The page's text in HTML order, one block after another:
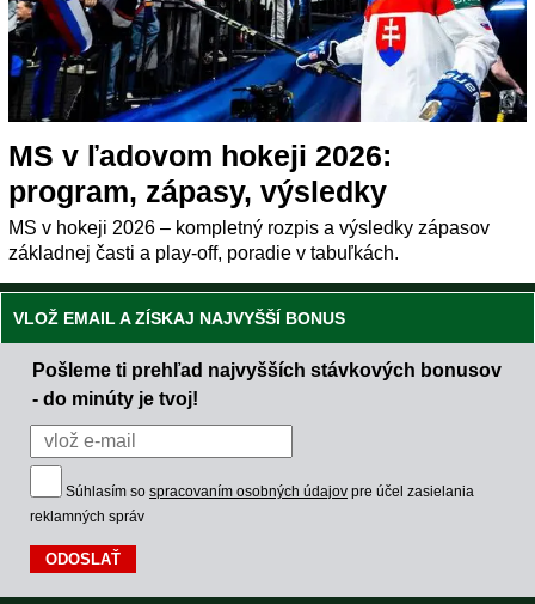
MS v ľadovom hokeji 2026:
program, zápasy, výsledky
MS v hokeji 2026 – kompletný rozpis a výsledky zápasov
základnej časti a play-off, poradie v tabuľkách.
VLOŽ EMAIL A ZÍSKAJ NAJVYŠŠÍ BONUS
Pošleme ti prehľad najvyšších stávkových bonusov
- do minúty je tvoj!
Súhlasím so spracovaním osobných údajov pre účel zasielania
reklamných správ